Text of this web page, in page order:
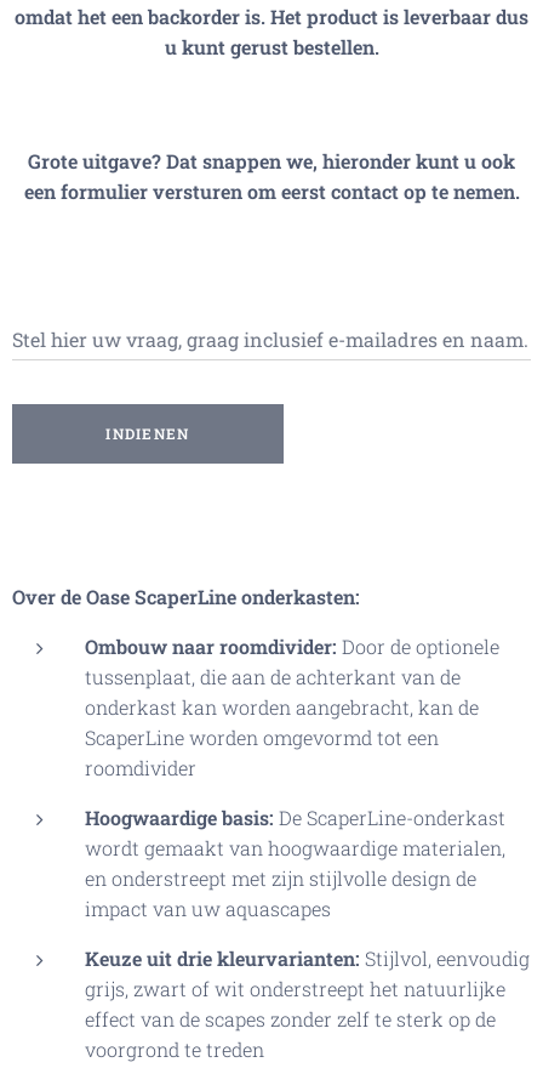
omdat het een backorder is. Het product is leverbaar dus
u kunt gerust bestellen.
Grote uitgave? Dat snappen we, hieronder kunt u ook
een formulier versturen om eerst contact op te nemen.
Stel hier uw vraag, graag inclusief e-mailadres en naam.
INDIENEN
Over de Oase ScaperLine onderkasten:
Ombouw naar roomdivider: Door de optionele
tussenplaat, die aan de achterkant van de
onderkast kan worden aangebracht, kan de
ScaperLine worden omgevormd tot een
roomdivider
Hoogwaardige basis: De ScaperLine-onderkast
wordt gemaakt van hoogwaardige materialen,
en onderstreept met zijn stijlvolle design de
impact van uw aquascapes
Keuze uit drie kleurvarianten: Stijlvol, eenvoudig
grijs, zwart of wit onderstreept het natuurlijke
effect van de scapes zonder zelf te sterk op de
voorgrond te treden